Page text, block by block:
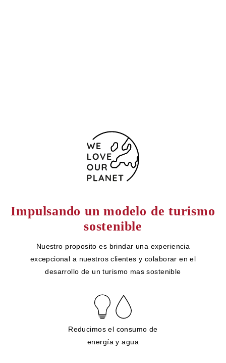
Impulsando un modelo de turismo
sostenible
Nuestro proposito es brindar una experiencia
excepcional a nuestros clientes y colaborar en el
desarrollo de un turismo mas sostenible
Reducimos el consumo de
energía y agua